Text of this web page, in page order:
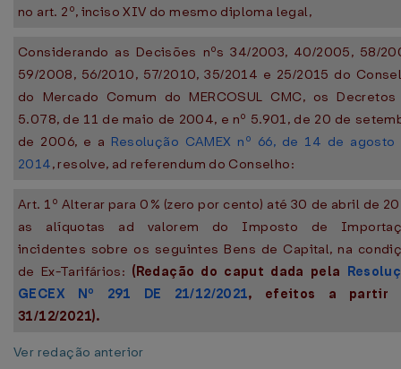
no art. 2º, inciso XIV do mesmo diploma legal,
Considerando as Decisões nºs 34/2003, 40/2005, 58/
59/2008, 56/2010, 57/2010, 35/2014 e 25/2015 do
do Mercado Comum do MERCOSUL CMC, os Decretos
5.078, de 11 de maio de 2004, e nº 5.901, de 20 de
de 2006, e a Resolução CAMEX nº 66, de 14 de agosto
2014, resolve, ad referendum do Conselho:
Art. 1º Alterar para 0% (zero por cento) até 30 de abril de
as alíquotas ad valorem do Imposto de
incidentes sobre os seguintes Bens de Capital, na
de Ex-Tarifários: (Redação do caput dada pela
GECEX Nº 291 DE 21/12/2021, efeitos a partir
31/12/2021).
Ver redação anterior